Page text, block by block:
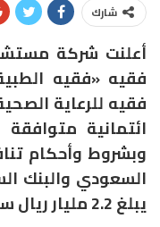
شارك
أعلنت شركة
فقيه «فقيه
فقيه للرعاية
ائتمانية
وبشروط وأحكام
السعودي والبنك
يبلغ 2.2 مليار ريال سعودي.